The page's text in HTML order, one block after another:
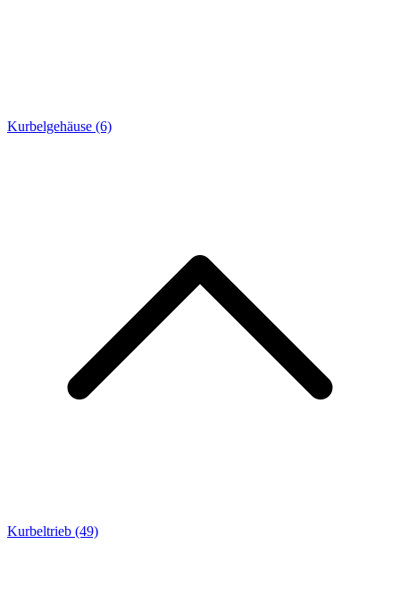
Kurbelgehäuse (6)
Kurbeltrieb (49)